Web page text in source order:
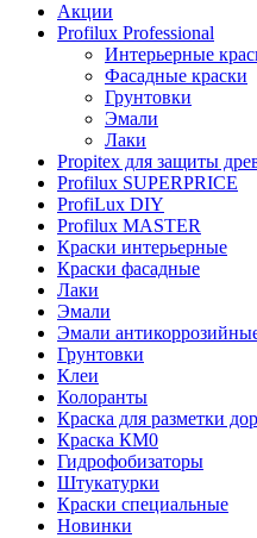
Акции
Profilux Professional
Интерьерные
Фасадные краски
Грунтовки
Эмали
Лаки
Propitex для защиты
Profilux SUPERPRICE
ProfiLux DIY
Profilux MASTER
Краски интерьерные
Краски фасадные
Лаки
Эмали
Эмали
Грунтовки
Клеи
Колоранты
Краска для разметки
Краска КМ0
Гидрофобизаторы
Штукатурки
Краски специальные
Новинки